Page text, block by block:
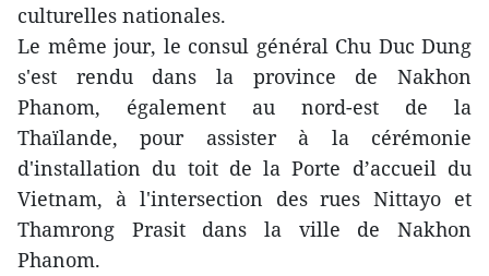
culturelles nationales.
Le même jour, le consul général Chu Duc Dung
s'est rendu dans la province de Nakhon
Phanom, également au nord-est de la
Thaïlande, pour assister à la cérémonie
d'installation du toit de la Porte d’accueil du
Vietnam, à l'intersection des rues Nittayo et
Thamrong Prasit dans la ville de Nakhon
Phanom.